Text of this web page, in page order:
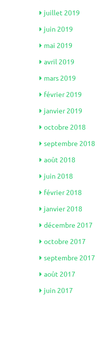
juillet 2019
juin 2019
mai 2019
avril 2019
mars 2019
février 2019
janvier 2019
octobre 2018
septembre 2018
août 2018
juin 2018
février 2018
janvier 2018
décembre 2017
octobre 2017
septembre 2017
août 2017
juin 2017